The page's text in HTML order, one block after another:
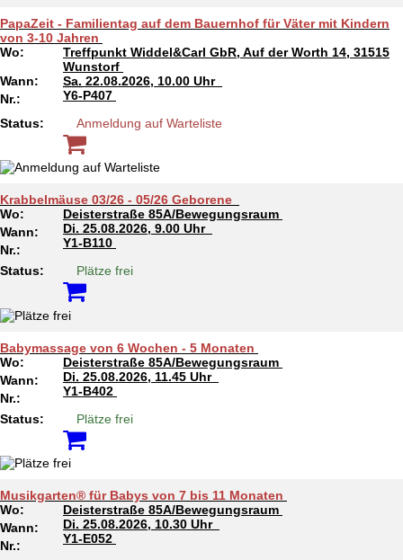
PapaZeit - Familientag auf dem Bauernhof für Väter mit Kindern
von 3-10 Jahren
Wo:
Treffpunkt Widdel&Carl GbR, Auf der Worth 14, 31515
Wunstorf
Wann:
Sa. 22.08.2026, 10.00 Uhr
Nr.:
Y6-P407
Status:
Anmeldung auf Warteliste
Krabbelmäuse 03/26 - 05/26 Geborene
Wo:
Deisterstraße 85A/Bewegungsraum
Wann:
Di. 25.08.2026, 9.00 Uhr
Nr.:
Y1-B110
Status:
Plätze frei
Babymassage von 6 Wochen - 5 Monaten
Wo:
Deisterstraße 85A/Bewegungsraum
Wann:
Di. 25.08.2026, 11.45 Uhr
Nr.:
Y1-B402
Status:
Plätze frei
Musikgarten® für Babys von 7 bis 11 Monaten
Wo:
Deisterstraße 85A/Bewegungsraum
Wann:
Di. 25.08.2026, 10.30 Uhr
Nr.:
Y1-E052